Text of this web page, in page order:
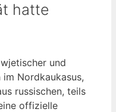
hatte
und
Nordkaukasus,
russischen, teils
offizielle